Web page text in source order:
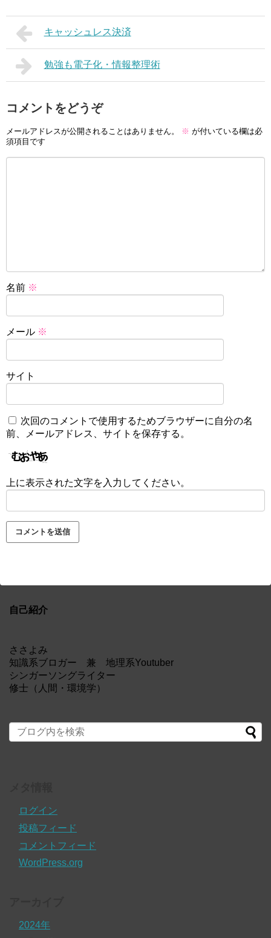
キャッシュレス決済
勉強も電子化・情報整理術
コメントをどうぞ
メールアドレスが公開されることはありません。 ※ が付いている欄は必
須項目です
名前 ※
メール ※
サイト
次回のコメントで使用するためブラウザーに自分の名
前、メールアドレス、サイトを保存する。
上に表示された文字を入力してください。
自己紹介
ささよみ
知識系ブロガー 兼 地理系Youtuber
シンガーソングライター
修士（人間・環境学）
ログイン
投稿フィード
コメントフィード
WordPress.org
2024年